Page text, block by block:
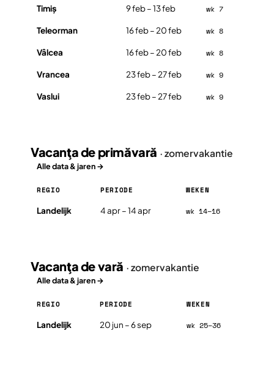
Timiș 9 feb – 13 feb wk 7
Teleorman 16 feb – 20 feb wk 8
Vâlcea 16 feb – 20 feb wk 8
Vrancea 23 feb – 27 feb wk 9
Vaslui 23 feb – 27 feb wk 9
Vacanţa de primăvară · zomervakantie
Alle data & jaren →
Vacanţa de primăvară in Roemenië 2026, per regio
REGIO PERIODE WEKEN
Landelijk 4 apr – 14 apr wk 14–16
Vacanţa de vară · zomervakantie
Alle data & jaren →
Vacanţa de vară in Roemenië 2026, per regio
REGIO PERIODE WEKEN
Landelijk 20 jun – 6 sep wk 25–36